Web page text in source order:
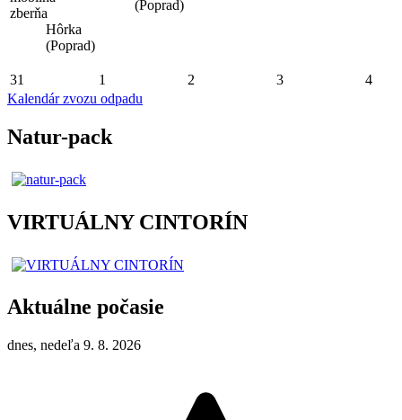
zberňa
Hôrka
(Poprad)
(Poprad)
31 1 2 3
4
Kalendár zvozu odpadu
Natur-pack
VIRTUÁLNY CINTORÍN
Aktuálne počasie
dnes, nedeľa 9. 8. 2026